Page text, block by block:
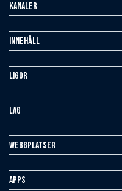
Kanaler
Innehåll
Ligor
Lag
Webbplatser
Apps